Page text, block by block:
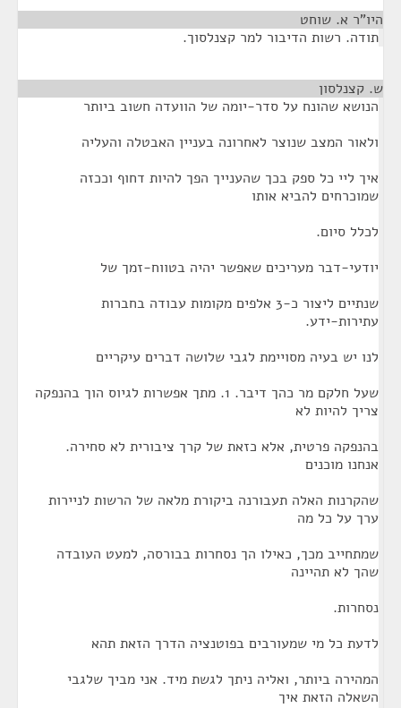
היו"ר א. שוחט
תודה. רשות הדיבור למר קצנלסוך.
ש. קצנלסון
הנושא שהונח על סדר-יומה של הוועדה חשוב ביותר
ולאור המצב שנוצר לאחרונה בעניין האבטלה והעליה
איך ליי כל ספק בכך שהענייך הפך להיות דחוף וככזה
שמוכרחים להביא אותו
לכלל סיום.
יודעי-דבר מעריכים שאפשר יהיה בטווח-זמך של
שנתיים ליצור כ-3 אלפים מקומות עבודה בחברות
עתירות-ידע.
לנו יש בעיה מסויימת לגבי שלושה דברים עיקריים
שעל חלקם מר כהך דיבר. 1. מתך אפשרות לגיוס הוך בהנפקה
צריך להיות לא
בהנפקה פרטית, אלא כזאת של קרך ציבורית לא סחירה.
אנחנו מוכנים
שהקרנות האלה תעבורנה ביקורת מלאה של הרשות לניירות
ערך על כל מה
שמתחייב מכך, כאילו הך נסחרות בבורסה, למעט העובדה
שהך לא תהיינה
נסחרות.
לדעת כל מי שמעורבים בפוטנציה הדרך הזאת תהא
המהירה ביותר, ואליה ניתך לגשת מיד. אני מביך שלגבי
השאלה הזאת איך